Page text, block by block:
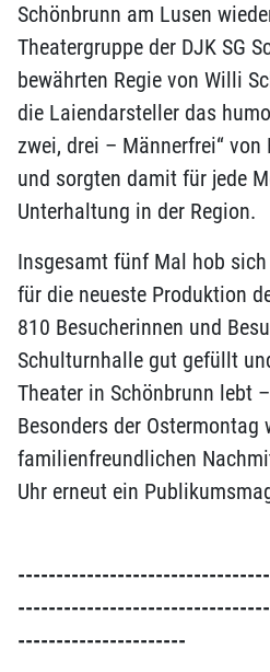
Schönbrunn am Lusen
Theatergruppe der DJK SG
bewährten Regie von Willi
die Laiendarsteller das
zwei, drei – Männerfrei“
und sorgten damit für jede
Unterhaltung in der Region.
Insgesamt fünf Mal hob
für die neueste Produktion
810 Besucherinnen und
Schulturnhalle gut gefüllt
Theater in Schönbrunn lebt
Besonders der Ostermontag
familienfreundlichen
Uhr erneut ein
----------------------